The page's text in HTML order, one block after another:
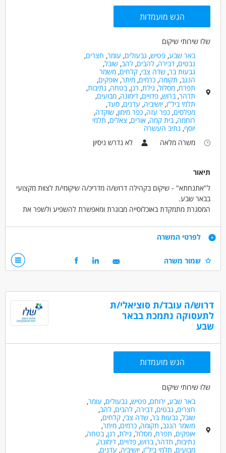
מאפייני משרה
לא נדרש ניסיון
עבודה מיידית
בני 40 פלוס
הגש מועמדות
שלו שירותי שיקום
באר שבע,פטיש, גבעולים, עומר, חצרים,
נבטים,דבירה,להבים,להב,שובל,
גבעות בר,שדה צבי,קלחים,משמר
הנגב, תקומה,כרמים,מיתר,אופקים,
תפרח,מסלול, גילת, רנן,בטחה, נתיבות,
תדהר,ברוש,פדויים,דימונה,מבועים,
תלמי ביל"ו,יושיביה, עדנים,סעד,
מפלסים,כפר עזה,כפר מימון,שוקדה,
רוחמה,בית קמה,אורים, צאלים, תלמי
יוסף, נתיב העשרה
משרה מלאה
לא נדרש ניסיון
תיאור
ל"אתנחתא" - שיקום בקהילה דרוש/ה מדריכ/ה שיקומי/ת לצוות מקצועי
בבאר שבע.
המסגרת מתמקדת באוכלוסייה מבוגרת ומאפשרת להשפיע ולשפר את
איך ייראה היום שלך?
ליווי בקידום מטרות אישיות דרך פעילויות מגוונות (הליכות, ספורט, סיוע
חברתי והפגת בדידות).
אין צורך בניסיון – הכשרה ניתנת במקום.
תנאים:
משמרות גמישות בשעות היום
דרישות
יכולת הקשבה, הכלה, אחריות ויוזמה
כללי /ללא הכשרה - עובד/ת כללי
מדעי החברה - סטודנטים
חינוך, הוראה והדרכה - מדריך/ה
מאפייני משרה
לא נדרש ניסיון
עבודה מיידית
בני 40 פלוס
לפרטי המשרה
שמור משרה
דרוש/ה עובד/ת סוציאלי/ת
לתעסוקה נתמכת בבאר
שבע
הגש מועמדות
שלו שירותי שיקום
באר שבע,ירוחם,פטיש, גבעולים, עומר,
חצרים, נבטים,דבירה,להבים,להב,
שובל, גבעות בר,שדה צבי,קלחים,
משמר הנגב, תקומה,כרמים,מיתר,
אופקים, תפרח,מסלול, גילת, רנן,בטחה,
נתיבות, תדהר,ברוש,פדויים,דימונה,
מבועים, תלמי ביל"ו,יושיביה, עדנים,